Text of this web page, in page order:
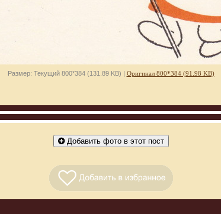
Размер: Текущий 800*384 (131.89 KB) | Оригинал 800*384 (91.98 KB)
Добавить фото в этот пост